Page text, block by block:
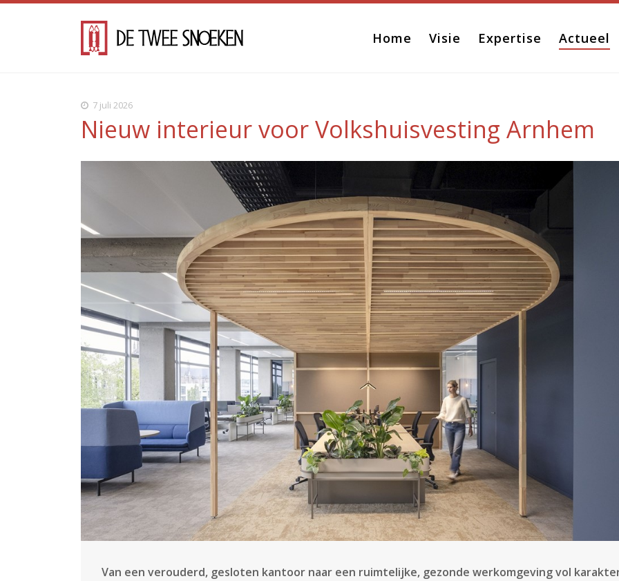
Home Visie Expertise Actueel
7 juli 2026
Nieuw interieur voor Volkshuisvesting Arnhem
Van een verouderd, gesloten kantoor naar een ruimtelijke, gezonde werkomgeving vol